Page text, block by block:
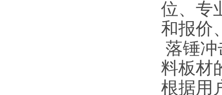
位、专
和报价
落锤
料板材
根据用